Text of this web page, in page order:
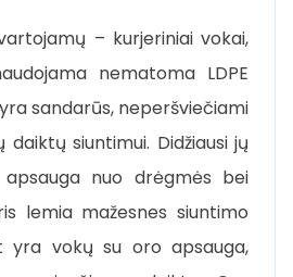
– kurjeriniai vokai,
nematoma LDPE
sandarūs, neperšviečiami
siuntimui. Didžiausi jų
nuo drėgmės bei
lemia mažesnes siuntimo
yra vokų su oro apsauga,